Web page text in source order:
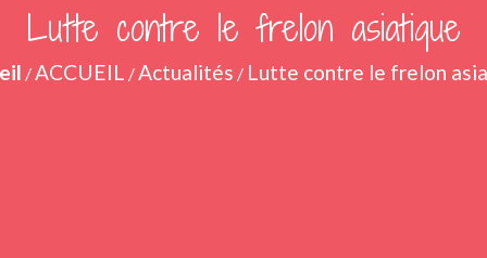
Lutte contre le frelon asiatique
/ACCUEIL /Actualités / Lutte contre le frelon